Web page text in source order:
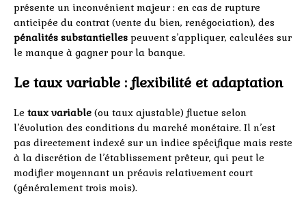
présente un inconvénient majeur : en cas de rupture
anticipée du contrat (vente du bien, renégociation), des
pénalités substantielles peuvent s’appliquer, calculées sur
le manque à gagner pour la banque.
Le taux variable : flexibilité et adaptation
Le taux variable (ou taux ajustable) fluctue selon
l’évolution des conditions du marché monétaire. Il n’est
pas directement indexé sur un indice spécifique mais reste
à la discrétion de l’établissement prêteur, qui peut le
modifier moyennant un préavis relativement court
(généralement trois mois).